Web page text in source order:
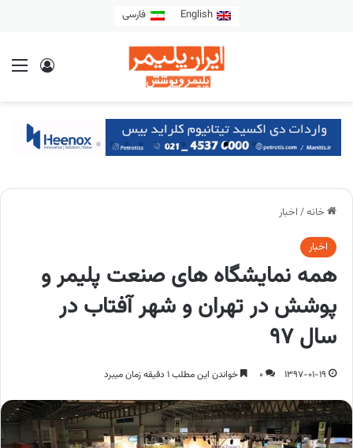
English فارسی
خانه/ اخبار
اخبار
همه نمایشگاه های صنعت پلیمر و
پوشش در تهران و شهر آفتاب در
سال 97
1397-01-19
0 خواندن این مطلب 1 دقیقه زمان میبرد